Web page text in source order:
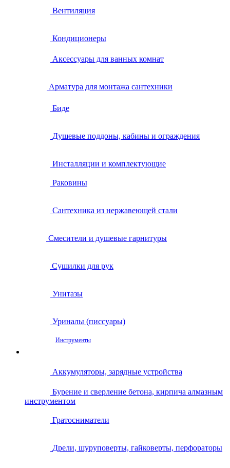
Вентиляция
Кондиционеры
Аксессуары для ванных комнат
Арматура для монтажа сантехники
Биде
Душевые поддоны, кабины и ограждения
Инсталляции и комплектующие
Раковины
Сантехника из нержавеющей стали
Смесители и душевые гарнитуры
Сушилки для рук
Унитазы
Уриналы (писсуары)
Инструменты
Аккумуляторы, зарядные устройства
Бурение и сверление бетона, кирпича алмазным
инструментом
Гратосниматели
Дрели, шуруповерты, гайковерты, перфораторы